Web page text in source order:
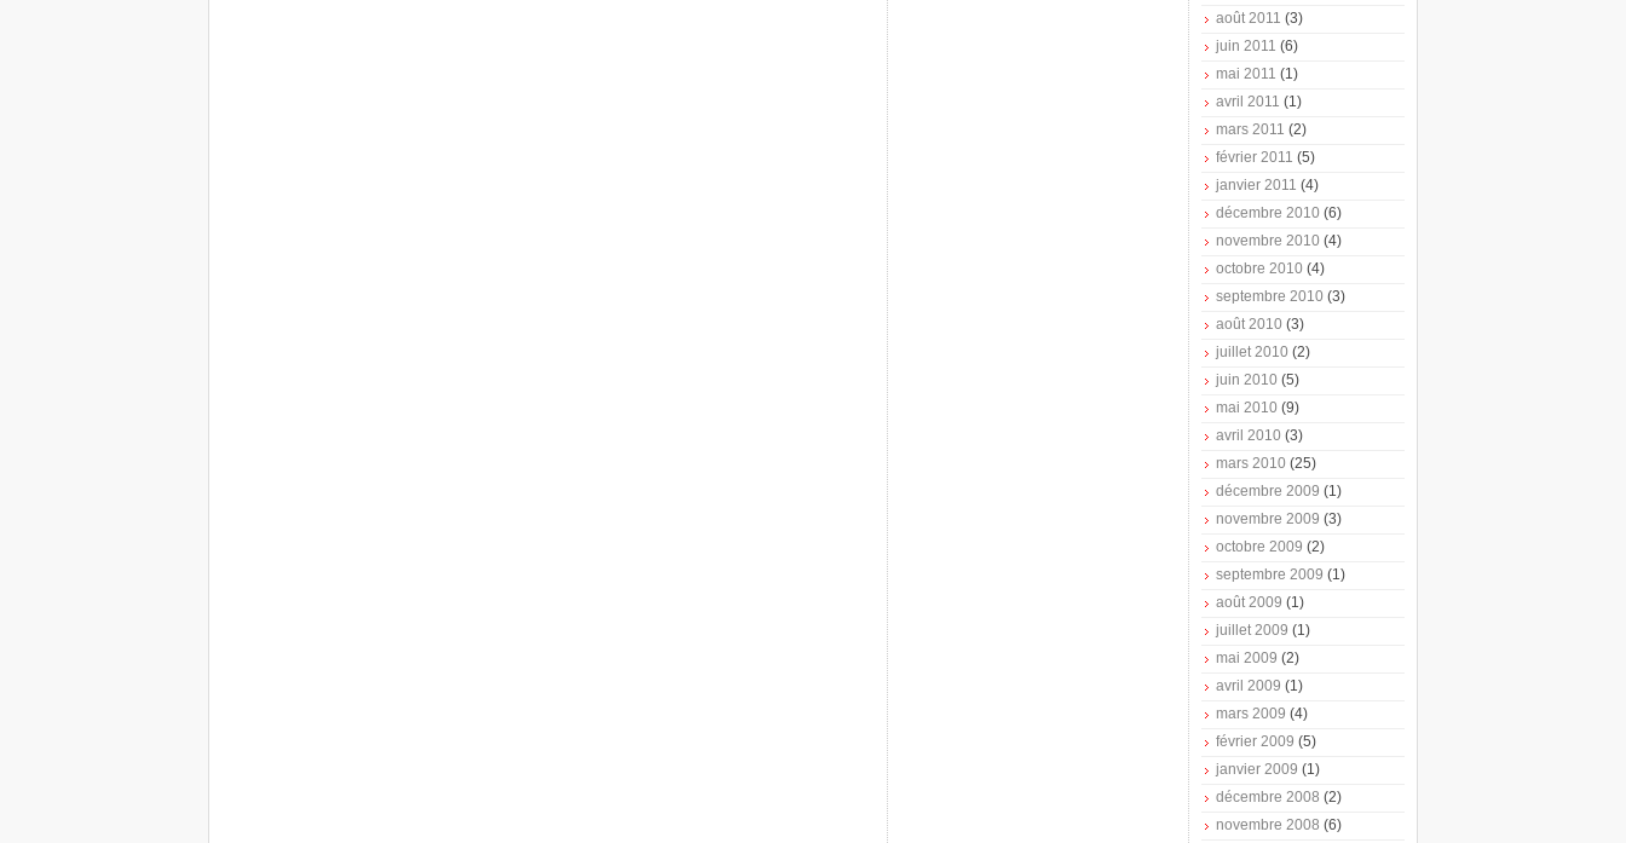
août 2011 (3)
juin 2011 (6)
mai 2011 (1)
avril 2011 (1)
mars 2011 (2)
février 2011 (5)
janvier 2011 (4)
décembre 2010 (6)
novembre 2010 (4)
octobre 2010 (4)
septembre 2010 (3)
août 2010 (3)
juillet 2010 (2)
juin 2010 (5)
mai 2010 (9)
avril 2010 (3)
mars 2010 (25)
décembre 2009 (1)
novembre 2009 (3)
octobre 2009 (2)
septembre 2009 (1)
août 2009 (1)
juillet 2009 (1)
mai 2009 (2)
avril 2009 (1)
mars 2009 (4)
février 2009 (5)
janvier 2009 (1)
décembre 2008 (2)
novembre 2008 (6)